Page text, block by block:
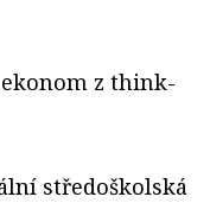
z think-
středoškolská